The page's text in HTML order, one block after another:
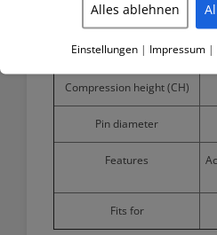
OEM compression ratio (CR)
Dome volume (CC)
Compression height (CH)
Pin diameter
Features
Fits for
Alles ablehnen
Einstellungen | Impressum |